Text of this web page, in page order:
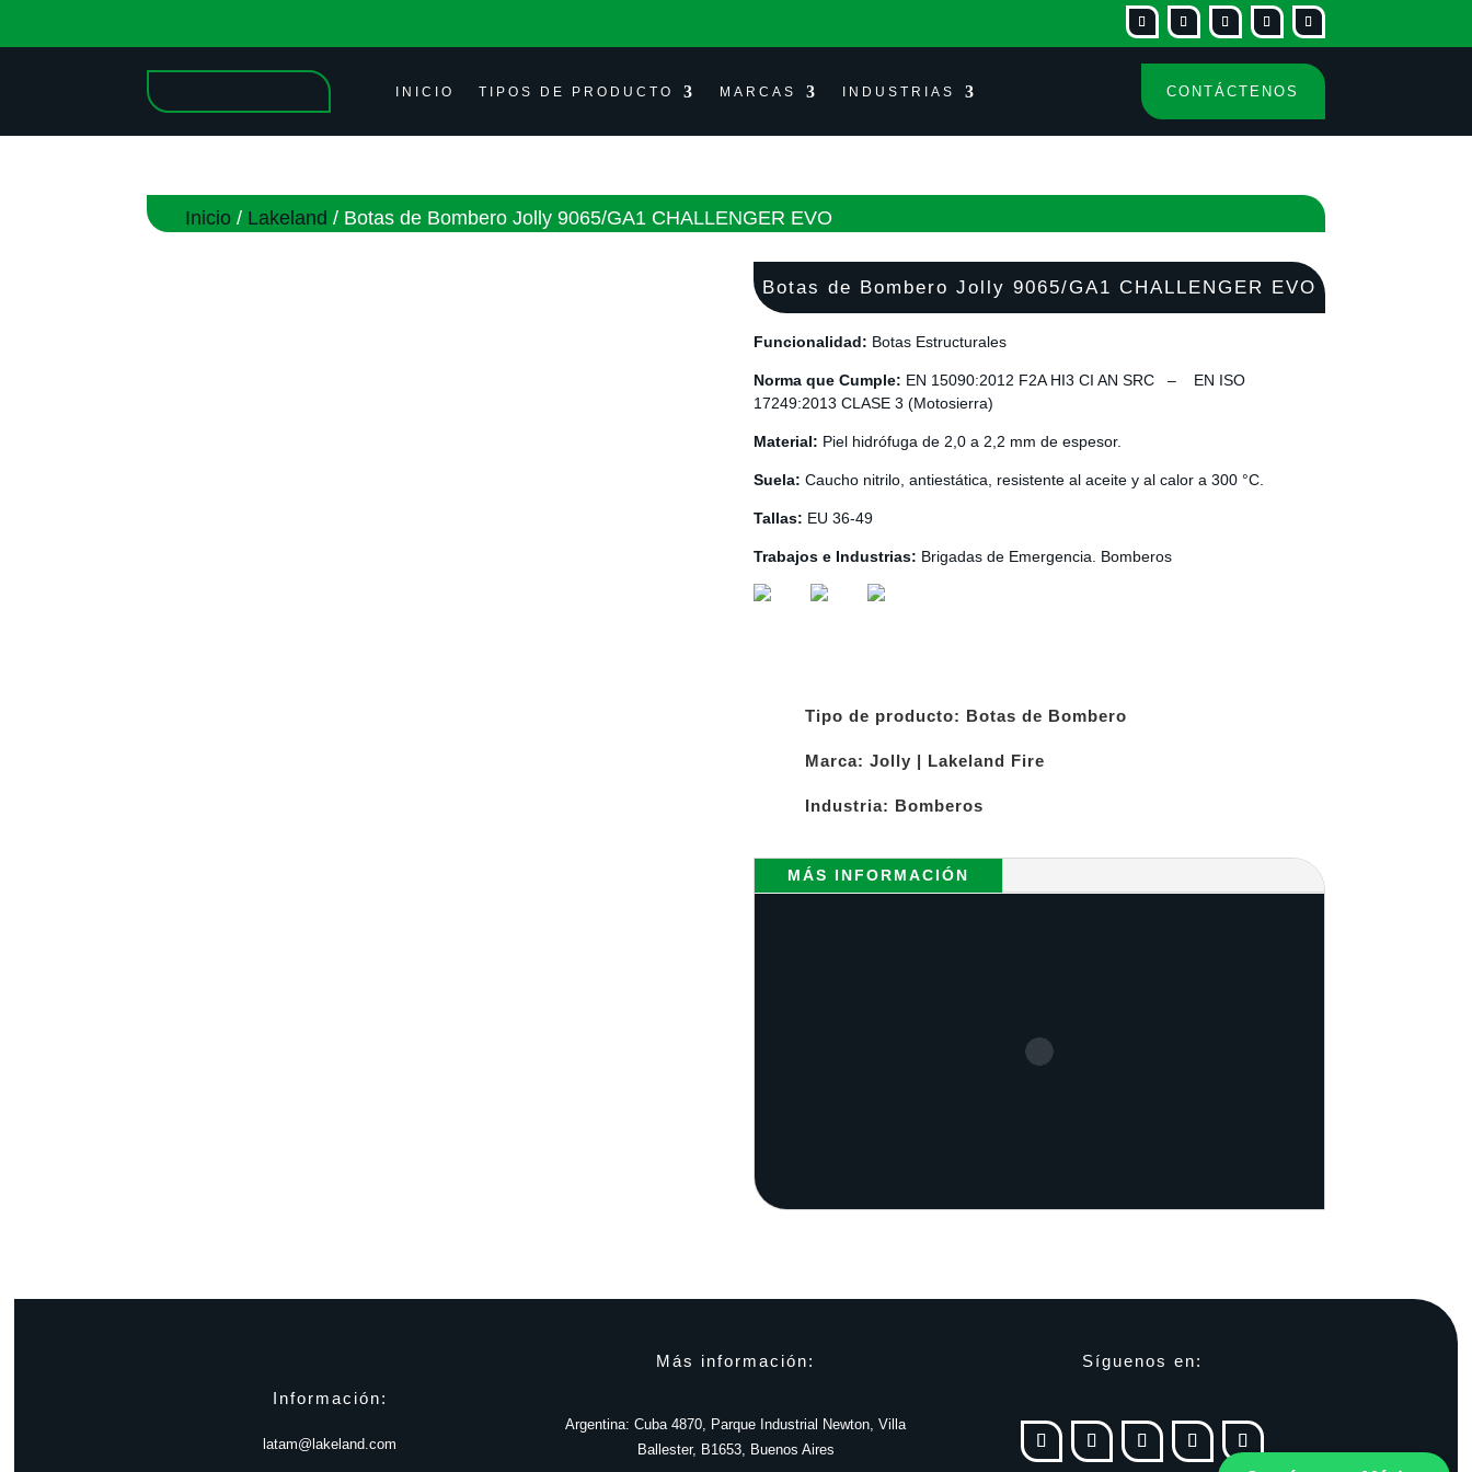
INICIO TIPOS DE PRODUCTO MARCAS INDUSTRIAS CONTÁCTENOS
Inicio / Lakeland / Botas de Bombero Jolly 9065/GA1 CHALLENGER EVO
Botas de Bombero Jolly 9065/GA1 CHALLENGER EVO
Funcionalidad: Botas Estructurales
Norma que Cumple: EN 15090:2012 F2A HI3 CI AN SRC – EN ISO
17249:2013 CLASE 3 (Motosierra)
Material: Piel hidrófuga de 2,0 a 2,2 mm de espesor.
Suela:Caucho nitrilo, antiestática, resistente al aceite y al calor a 300 °C.
Tallas: EU 36-49
Trabajos e Industrias: Brigadas de Emergencia. Bomberos
Tipo de producto: Botas de Bombero
Marca:Jolly | Lakeland Fire
Industria: Bomberos
MÁS INFORMACIÓN
Información:
latam@lakeland.com
Más información:
Argentina: Cuba 4870, Parque Industrial Newton, Villa
Ballester, B1653, Buenos Aires
Síguenos en: